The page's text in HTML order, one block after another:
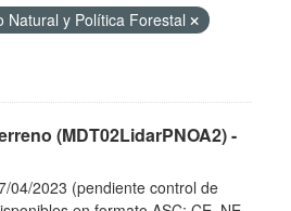
Natural y Política Forestal
(MDT02LidarPNOA2) -
04/2023 (pendiente control de